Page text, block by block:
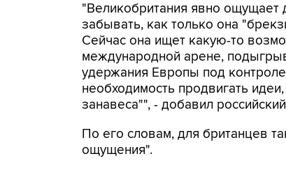
"Великобритания явно ощущает
забывать, как только она
Сейчас она ищет какую-то
международной арене,
удержания Европы под
необходимость продвигать
занавеса"", - добавил
По его словам, для британцев
ощущения".